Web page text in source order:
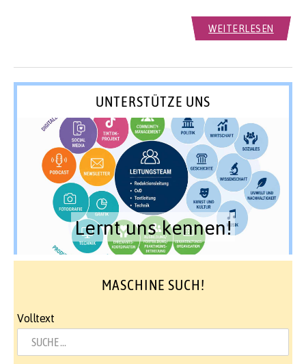
WEITERLESEN
UNTERSTÜTZE UNS
Lernt uns kennen!
MASCHINE SUCH!
Volltext